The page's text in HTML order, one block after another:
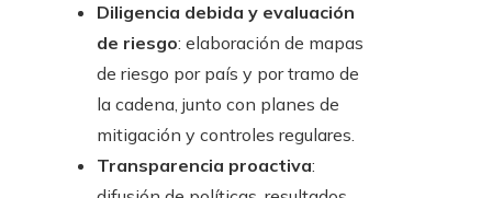
Diligencia debida y evaluación
de riesgo: elaboración de mapas
de riesgo por país y por tramo de
la cadena, junto con planes de
mitigación y controles regulares.
Transparencia proactiva: